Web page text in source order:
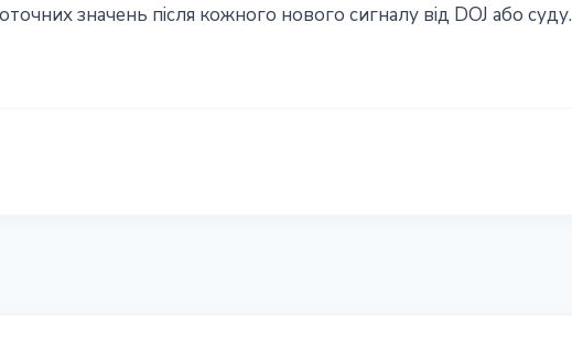
значень після кожного нового сигналу від DOJ або суду.